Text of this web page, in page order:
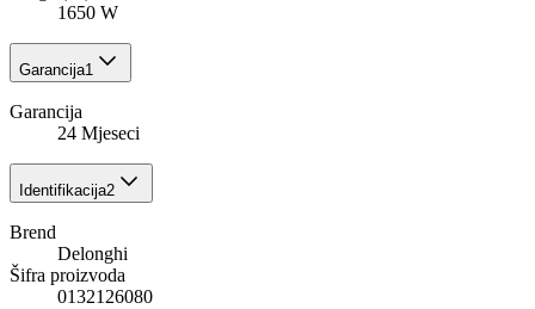
1650 W
Garancija1
Garancija
24 Mjeseci
Identifikacija2
Brend
Delonghi
Šifra proizvoda
0132126080